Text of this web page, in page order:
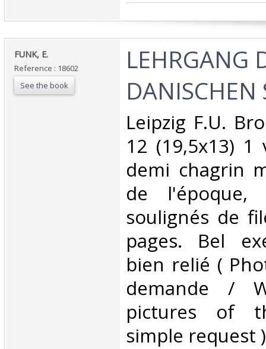
‎FUNK, E. ‎
Reference : 18602
See the book
‎LEHRGANG
DANISCHEN
‎Leipzig F.U.
12 (19,5x13)
demi chagrin
de
soulignés de
pages. Bel
bien relié (
demande /
pictures of
simple request